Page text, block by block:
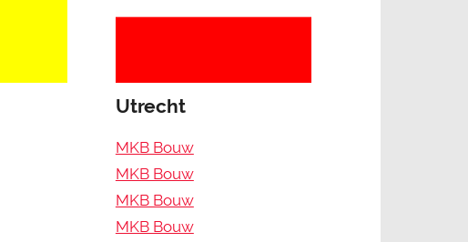
Utrecht
MKB Bouw
MKB Bouw
MKB Bouw
MKB Bouw